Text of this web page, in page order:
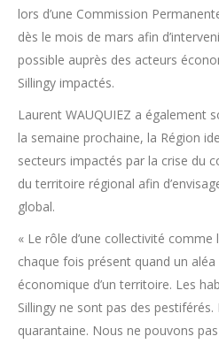
lors d’une Commission
dès le mois de mars afin
possible auprès des acteurs
Sillingy impactés.
Laurent WAUQUIEZ a également
la semaine prochaine, la Région
secteurs impactés par la crise du
du territoire régional afin
global.
« Le rôle d’une collectivité
chaque fois présent quand un
économique d’un territoire. Les
Sillingy ne sont pas des pestiférés.
quarantaine. Nous ne pouvons